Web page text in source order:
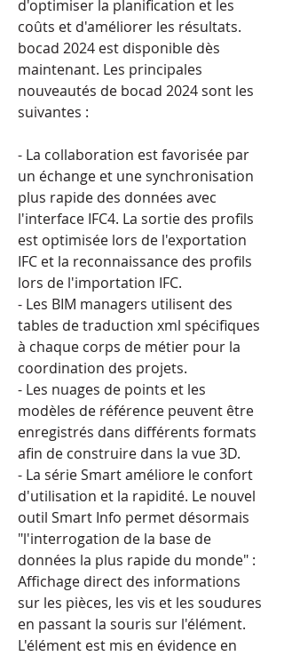
d'optimiser la planification et les
coûts et d'améliorer les résultats.
bocad 2024 est disponible dès
maintenant. Les principales
nouveautés de bocad 2024 sont les
suivantes :
- La collaboration est favorisée par
un échange et une synchronisation
plus rapide des données avec
l'interface IFC4. La sortie des profils
est optimisée lors de l'exportation
IFC et la reconnaissance des profils
lors de l'importation IFC.
- Les BIM managers utilisent des
tables de traduction xml spécifiques
à chaque corps de métier pour la
coordination des projets.
- Les nuages de points et les
modèles de référence peuvent être
enregistrés dans différents formats
afin de construire dans la vue 3D.
- La série Smart améliore le confort
d'utilisation et la rapidité. Le nouvel
outil Smart Info permet désormais
"l'interrogation de la base de
données la plus rapide du monde" :
Affichage direct des informations
sur les pièces, les vis et les soudures
en passant la souris sur l'élément.
L'élément est mis en évidence en